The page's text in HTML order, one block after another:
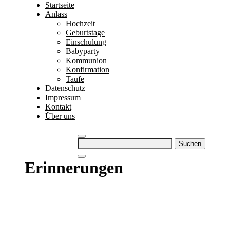
Startseite
Anlass
Hochzeit
Geburtstage
Einschulung
Babyparty
Kommunion
Konfirmation
Taufe
Datenschutz
Impressum
Kontakt
Über uns
Suchen
nach:
Erinnerungen